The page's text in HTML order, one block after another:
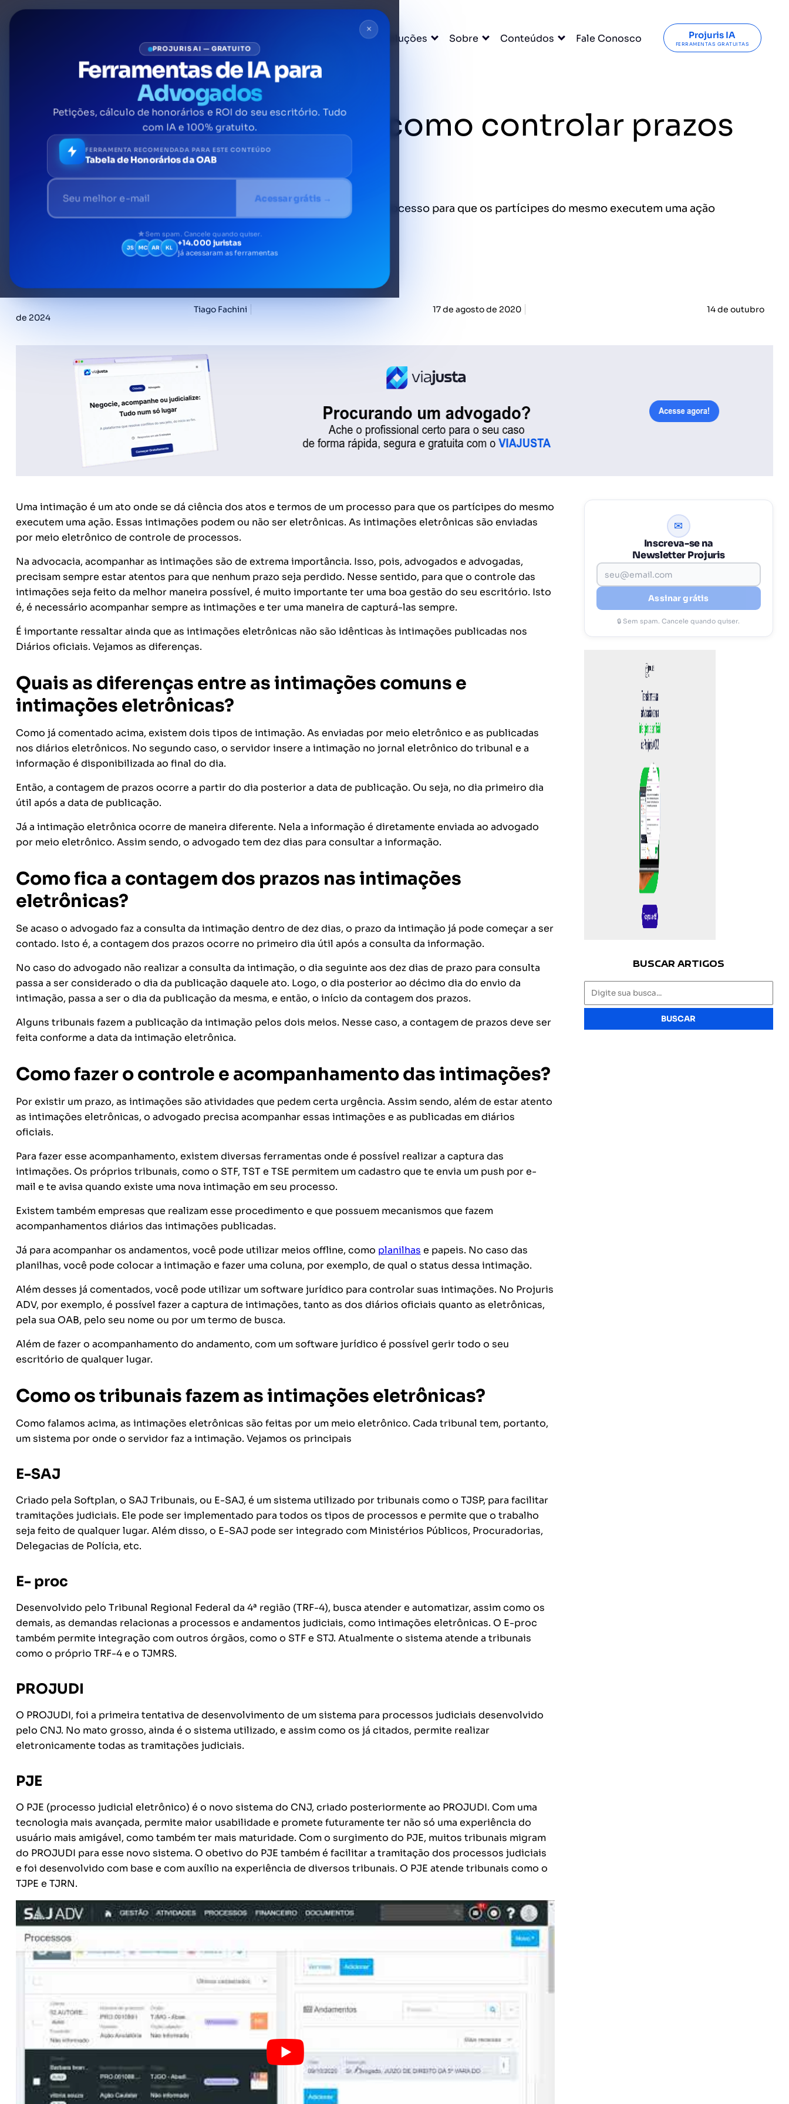
Soluções Sobre Conteúdos Fale Conosco Projuris IA
FERRAMENTAS GRATUITAS
Intimações eletrônicas: como controlar prazos
nos diferentes tribunais
Uma intimação é um ato onde se dá ciência dos atos e termos de um processo para que os partícipes do mesmo executem uma ação
Tiago Fachini 17 de agosto de 2020 14 de outubro
de 2024
Uma intimação é um ato onde se dá ciência dos atos e termos de um processo para que os partícipes do mesmo
executem uma ação. Essas intimações podem ou não ser eletrônicas. As intimações eletrônicas são enviadas
por meio eletrônico de controle de processos.
Na advocacia, acompanhar as intimações são de extrema importância. Isso, pois, advogados e advogadas,
precisam sempre estar atentos para que nenhum prazo seja perdido. Nesse sentido, para que o controle das
intimações seja feito da melhor maneira possível, é muito importante ter uma boa gestão do seu escritório. Isto
é, é necessário acompanhar sempre as intimações e ter uma maneira de capturá-las sempre.
É importante ressaltar ainda que as intimações eletrônicas não são idênticas às intimações publicadas nos
Diários oficiais. Vejamos as diferenças.
Quais as diferenças entre as intimações comuns e
intimações eletrônicas?
Como já comentado acima, existem dois tipos de intimação. As enviadas por meio eletrônico e as publicadas
nos diários eletrônicos. No segundo caso, o servidor insere a intimação no jornal eletrônico do tribunal e a
informação é disponibilizada ao final do dia.
Então, a contagem de prazos ocorre a partir do dia posterior a data de publicação. Ou seja, no dia primeiro dia
útil após a data de publicação.
Já a intimação eletrônica ocorre de maneira diferente. Nela a informação é diretamente enviada ao advogado
por meio eletrônico. Assim sendo, o advogado tem dez dias para consultar a informação.
Como fica a contagem dos prazos nas intimações
eletrônicas?
Se acaso o advogado faz a consulta da intimação dentro de dez dias, o prazo da intimação já pode começar a ser
contado. Isto é, a contagem dos prazos ocorre no primeiro dia útil após a consulta da informação.
No caso do advogado não realizar a consulta da intimação, o dia seguinte aos dez dias de prazo para consulta
passa a ser considerado o dia da publicação daquele ato. Logo, o dia posterior ao décimo dia do envio da
intimação, passa a ser o dia da publicação da mesma, e então, o início da contagem dos prazos.
Alguns tribunais fazem a publicação da intimação pelos dois meios. Nesse caso, a contagem de prazos deve ser
feita conforme a data da intimação eletrônica.
Como fazer o controle e acompanhamento das intimações?
Por existir um prazo, as intimações são atividades que pedem certa urgência. Assim sendo, além de estar atento
as intimações eletrônicas, o advogado precisa acompanhar essas intimações e as publicadas em diários
oficiais.
Para fazer esse acompanhamento, existem diversas ferramentas onde é possível realizar a captura das
intimações. Os próprios tribunais, como o STF, TST e TSE permitem um cadastro que te envia um push por e-
mail e te avisa quando existe uma nova intimação em seu processo.
Existem também empresas que realizam esse procedimento e que possuem mecanismos que fazem
acompanhamentos diários das intimações publicadas.
Já para acompanhar os andamentos, você pode utilizar meios offline, como planilhas e papeis. No caso das
planilhas, você pode colocar a intimação e fazer uma coluna, por exemplo, de qual o status dessa intimação.
Além desses já comentados, você pode utilizar um software jurídico para controlar suas intimações. No Projuris
ADV, por exemplo, é possível fazer a captura de intimações, tanto as dos diários oficiais quanto as eletrônicas,
pela sua OAB, pelo seu nome ou por um termo de busca.
Além de fazer o acompanhamento do andamento, com um software jurídico é possível gerir todo o seu
escritório de qualquer lugar.
Como os tribunais fazem as intimações eletrônicas?
Como falamos acima, as intimações eletrônicas são feitas por um meio eletrônico. Cada tribunal tem, portanto,
um sistema por onde o servidor faz a intimação. Vejamos os principais
E-SAJ
Criado pela Softplan, o SAJ Tribunais, ou E-SAJ, é um sistema utilizado por tribunais como o TJSP, para facilitar
tramitações judiciais. Ele pode ser implementado para todos os tipos de processos e permite que o trabalho
seja feito de qualquer lugar. Além disso, o E-SAJ pode ser integrado com Ministérios Públicos, Procuradorias,
Delegacias de Polícia, etc.
E- proc
Desenvolvido pelo Tribunal Regional Federal da 4ª região (TRF-4), busca atender e automatizar, assim como os
demais, as demandas relacionas a processos e andamentos judiciais, como intimações eletrônicas. O E-proc
também permite integração com outros órgãos, como o STF e STJ. Atualmente o sistema atende a tribunais
como o próprio TRF-4 e o TJMRS.
PROJUDI
O PROJUDI, foi a primeira tentativa de desenvolvimento de um sistema para processos judiciais desenvolvido
pelo CNJ. No mato grosso, ainda é o sistema utilizado, e assim como os já citados, permite realizar
eletronicamente todas as tramitações judiciais.
PJE
O PJE (processo judicial eletrônico) é o novo sistema do CNJ, criado posteriormente ao PROJUDI. Com uma
tecnologia mais avançada, permite maior usabilidade e promete futuramente ter não só uma experiência do
usuário mais amigável, como também ter mais maturidade. Com o surgimento do PJE, muitos tribunais migram
do PROJUDI para esse novo sistema. O obetivo do PJE também é facilitar a tramitação dos processos judiciais
e foi desenvolvido com base e com auxílio na experiência de diversos tribunais. O PJE atende tribunais como o
TJPE e TJRN.
✉
Inscreva-se na
Newsletter Projuris
Assinar grátis
🔒 Sem spam. Cancele quando quiser.
BUSCAR ARTIGOS
BUSCAR
×
PROJURIS AI — GRATUITO
Ferramentas de IA para
Advogados
Petições, cálculo de honorários e ROI do seu escritório. Tudo
com IA e 100% gratuito.
FERRAMENTA RECOMENDADA PARA ESTE CONTEÚDO
Tabela de Honorários da OAB
Acessar grátis →
Sem spam. Cancele quando quiser.
JS MC AR KL +14.000 juristas
já acessaram as ferramentas